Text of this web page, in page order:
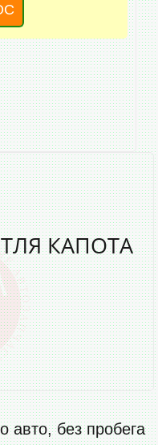
КАПОТА
авто, без пробега